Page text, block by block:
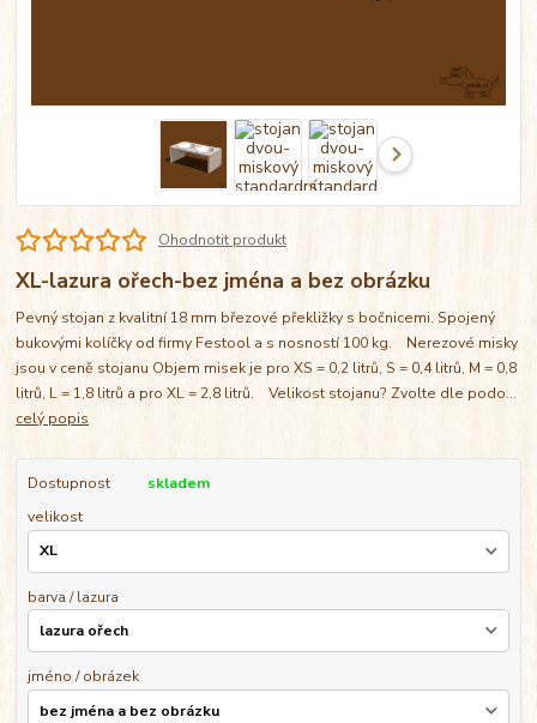
Ohodnotit produkt
XL-lazura ořech-bez jména a bez obrázku
Pevný stojan z kvalitní 18 mm březové překližky s bočnicemi. Spojený
bukovými kolíčky od firmy Festool a s nosností 100 kg. Nerezové misky
jsou v ceně stojanu Objem misek je pro XS = 0,2 litrů, S = 0,4 litrů, M = 0,8
litrů, L = 1,8 litrů a pro XL = 2,8 litrů. Velikost stojanu? Zvolte dle podo...
celý popis
Dostupnost
skladem
velikost
barva / lazura
jméno / obrázek